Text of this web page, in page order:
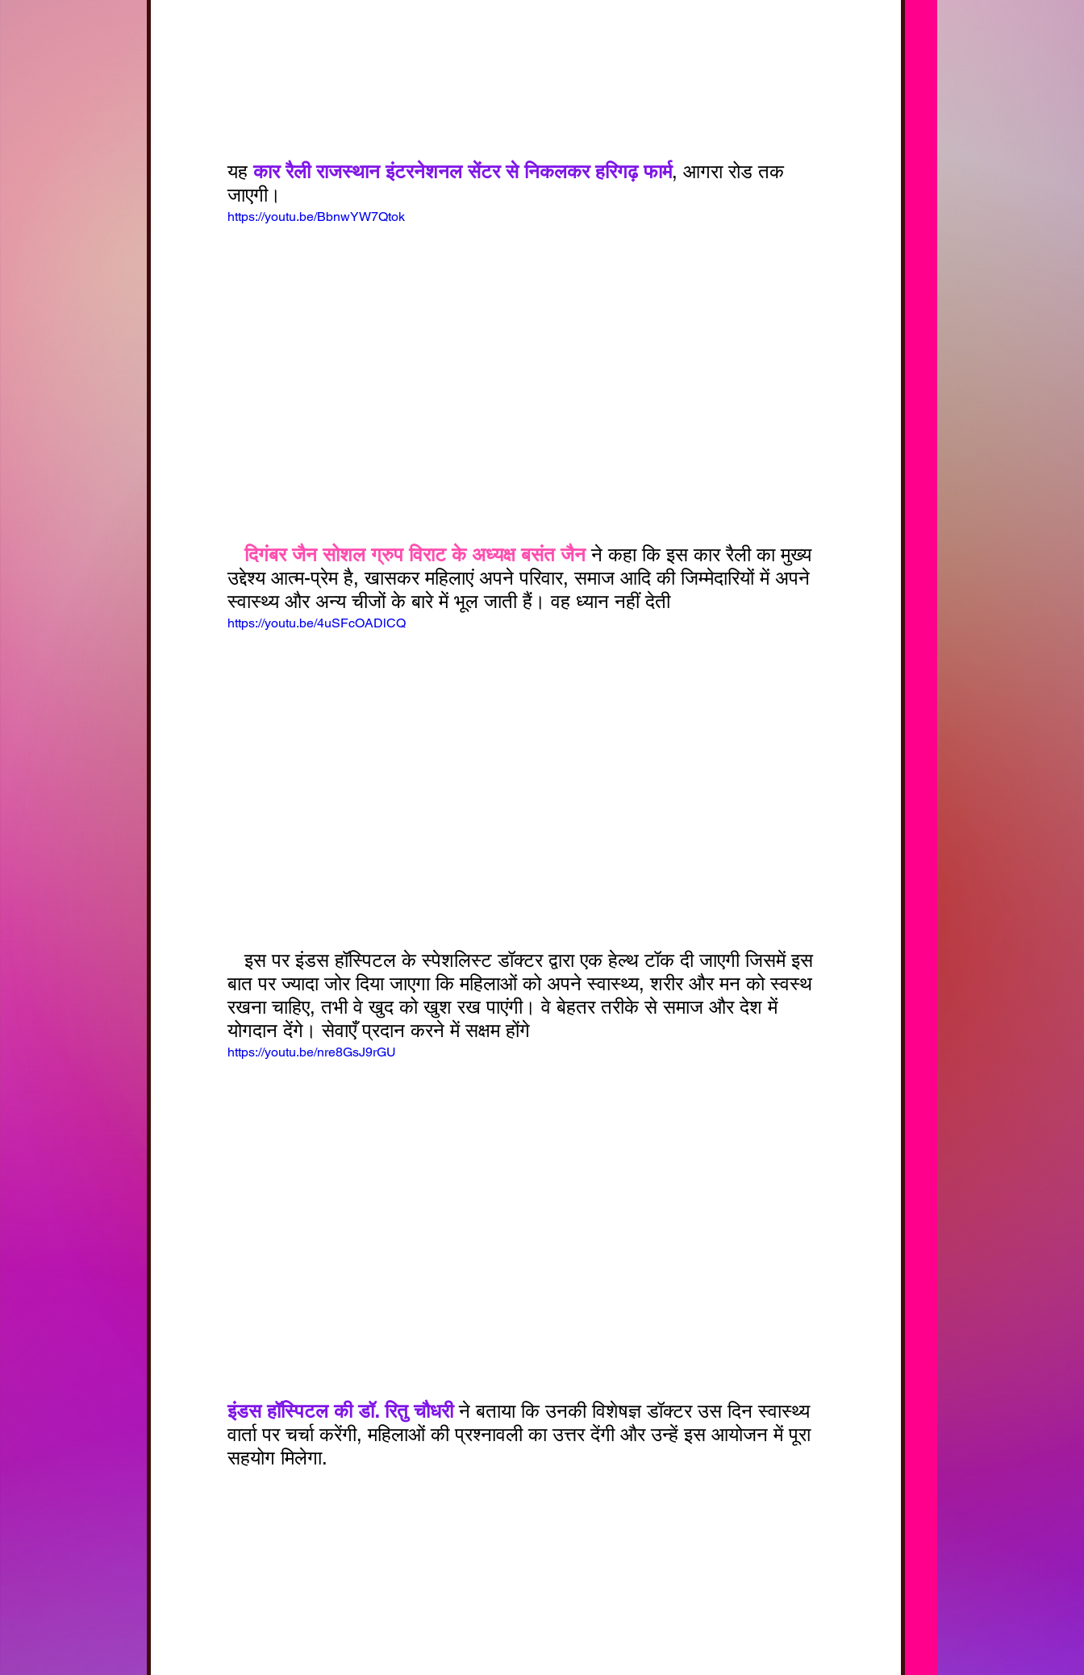
यह कार रैली राजस्थान इंटरनेशनल सेंटर से निकलकर हरिगढ़ फार्म, आगरा रोड तक
जाएगी।
https://youtu.be/BbnwYW7Qtok
दिगंबर जैन सोशल ग्रुप विराट के अध्यक्ष बसंत जैन ने कहा कि इस कार रैली का मुख्य
उद्देश्य आत्म-प्रेम है, खासकर महिलाएं अपने परिवार, समाज आदि की जिम्मेदारियों में अपने
स्वास्थ्य और अन्य चीजों के बारे में भूल जाती हैं। वह ध्यान नहीं देती
https://youtu.be/4uSFcOADlCQ
   इस पर इंडस हॉस्पिटल के स्पेशलिस्ट डॉक्टर द्वारा एक हेल्थ टॉक दी जाएगी जिसमें इस
बात पर ज्यादा जोर दिया जाएगा कि महिलाओं को अपने स्वास्थ्य, शरीर और मन को स्वस्थ
रखना चाहिए, तभी वे खुद को खुश रख पाएंगी। वे बेहतर तरीके से समाज और देश में
योगदान देंगे। सेवाएँ प्रदान करने में सक्षम होंगे
https://youtu.be/nre8GsJ9rGU
इंडस हॉस्पिटल की डॉ. रितु चौधरी ने बताया कि उनकी विशेषज्ञ डॉक्टर उस दिन स्वास्थ्य
वार्ता पर चर्चा करेंगी, महिलाओं की प्रश्नावली का उत्तर देंगी और उन्हें इस आयोजन में पूरा
सहयोग मिलेगा.